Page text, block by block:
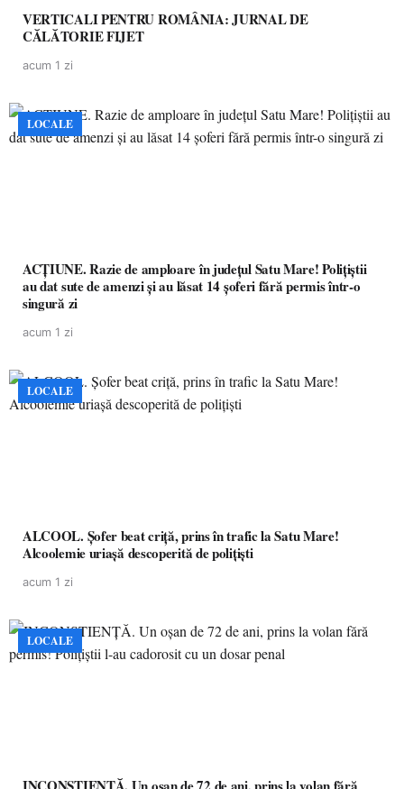
VERTICALI PENTRU ROMÂNIA: JURNAL DE
CĂLĂTORIE FIJET
acum 1 zi
LOCALE
ACȚIUNE. Razie de amploare în județul Satu Mare! Polițiștii
au dat sute de amenzi și au lăsat 14 șoferi fără permis într-o
singură zi
acum 1 zi
LOCALE
ALCOOL. Șofer beat criță, prins în trafic la Satu Mare!
Alcoolemie uriașă descoperită de polițiști
acum 1 zi
LOCALE